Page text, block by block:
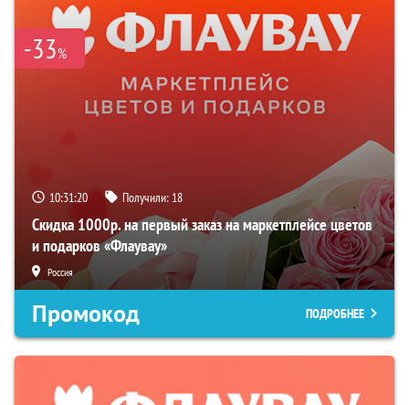
-33%
10:31:19 Получили: 18
Скидка 1000р. на первый заказ на маркетплейсе цветов
и подарков «Флаувау»
Россия
Промокод ПОДРОБНЕЕ